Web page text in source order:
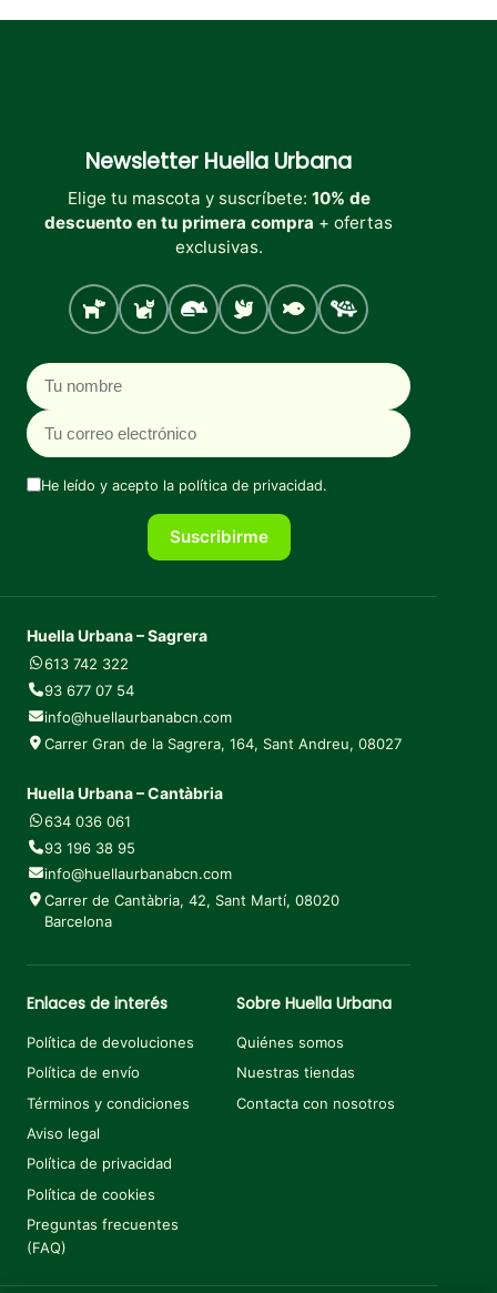
Newsletter Huella Urbana
Elige tu mascota y suscríbete: 10% de
descuento en tu primera compra + ofertas
exclusivas.
Perro Gato Roedores
Aves PecesTortugas
Nombre
Correo electrónico
He leído y acepto la política de privacidad.
Suscribirme
Huella Urbana – Sagrera
613 742 322
93 677 07 54
info@huellaurbanabcn.com
Carrer Gran de la Sagrera, 164, Sant Andreu, 08027
Huella Urbana – Cantàbria
634 036 061
93 196 38 95
info@huellaurbanabcn.com
Carrer de Cantàbria, 42, Sant Martí, 08020
Barcelona
Enlaces de interés
Política de devoluciones
Política de envío
Términos y condiciones
Aviso legal
Política de privacidad
Política de cookies
Preguntas frecuentes
(FAQ)
Sobre Huella Urbana
Quiénes somos
Nuestras tiendas
Contacta con nosotros